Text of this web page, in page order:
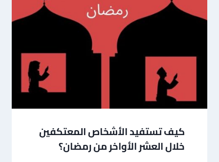
كيف تستفيد الأشخاص المعتكفين
خلال العشر الأواخر من رمضان؟